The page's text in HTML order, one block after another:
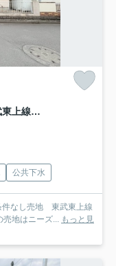
鶴ヶ島市藤金 建築条件なし売地 東武東上線『若葉駅』徒歩19分 【藤小学区】
公共下水
件なし売地 東武東上線
地はニーズ... もっと見